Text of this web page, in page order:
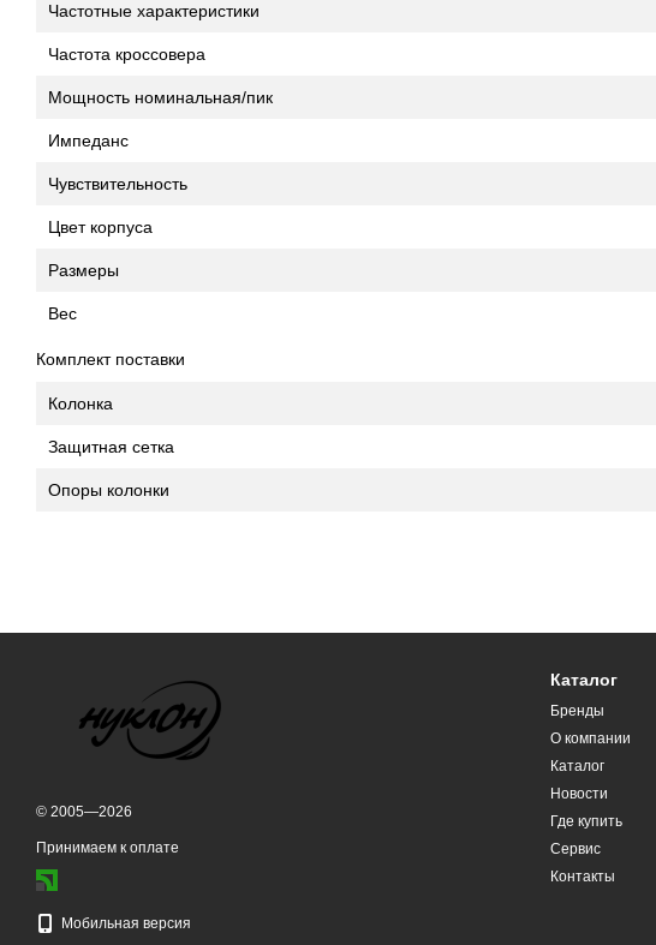
Частотные характеристики
Частота кроссовера
Мощность номинальная/пик
Импеданс
Чувствительность
Цвет корпуса
Размеры
Вес
Комплект поставки
Колонка
Защитная сетка
Опоры колонки
© 2005—2026
Принимаем к оплате
Мобильная версия
Каталог
Бренды
О компании
Каталог
Новости
Где купить
Сервис
Контакты